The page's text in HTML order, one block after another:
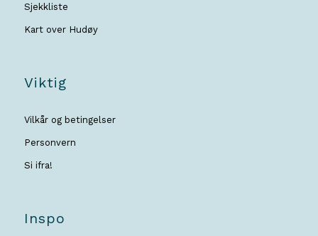
Sjekkliste
Kart over Hudøy
Viktig
Vilkår og betingelser
Personvern
Si ifra!
Inspo